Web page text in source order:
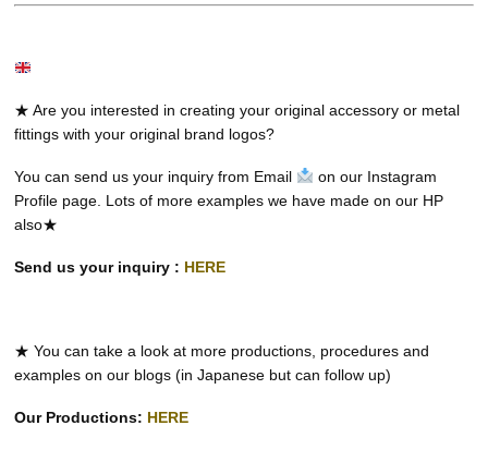
★ Are you interested in creating your original accessory or metal
fittings with your original brand logos?
You can send us your inquiry from Email
on our Instagram
Profile page. Lots of more examples we have made on our HP
also★
Send us your inquiry : HERE
★ You can take a look at more productions, procedures and
examples on our blogs (in Japanese but can follow up)
Our Productions: HERE